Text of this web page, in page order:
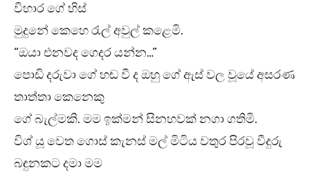
විහාර ගේ හිස්
මුදුනේ කෙහෙ රැල් අවුල් කළෙමි.
“ඔයා එනවද ගෙදර යන්න…”
පොඩි දරුවා ගේ හඬ වී ද ඔහු ගේ ඇස් වල වූයේ අසරණ
තාත්තා කෙනෙකු
ගේ බැල්මකි. මම ඉක්මන් සිනහවක් නගා ගතිමි.
විශ් යූ වෙත ගොස් කැනස් මල් මිටිය වතුර පිරවූ වීදුරු
බඳුනකට දමා මම